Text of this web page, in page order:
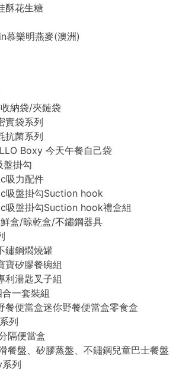
酥花生糖
慕樂明燕麥(澳洲)
納袋/夾鏈袋
實袋系列
抗菌系列
Boxy 今天午餐自己袋
盤掛勾
吸力配件
吸盤掛勾Suction hook
吸盤掛勾Suction hook禮盒組
盒/晾乾盒/不鏽鋼器具
鏽鋼燜燒罐
寶矽膠餐碗組
利湯匙叉子組
一套裝組
餐便當盒迷你野餐便當盒零食盒
列
隔便當盒
餐盤、矽膠蒸盤、不鏽鋼兒童巴士餐盤
列